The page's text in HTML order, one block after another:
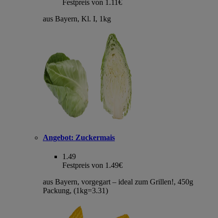
Festpreis von 1.11€
aus Bayern, Kl. I, 1kg
Angebot: Zuckermais
1.49
Festpreis von 1.49€
aus Bayern, vorgegart – ideal zum Grillen!, 450g
Packung, (1kg=3.31)